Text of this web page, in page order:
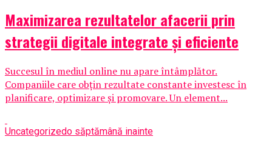
Maximizarea rezultatelor afacerii prin
strategii digitale integrate și eficiente
Succesul în mediul online nu apare întâmplător.
Companiile care obțin rezultate constante investesc în
planificare, optimizare și promovare. Un element...
Uncategorizedo săptămână inainte